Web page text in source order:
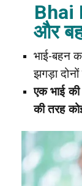
Bhai
और
भाई-बहन
झगड़ा
एक भाई
की तरह